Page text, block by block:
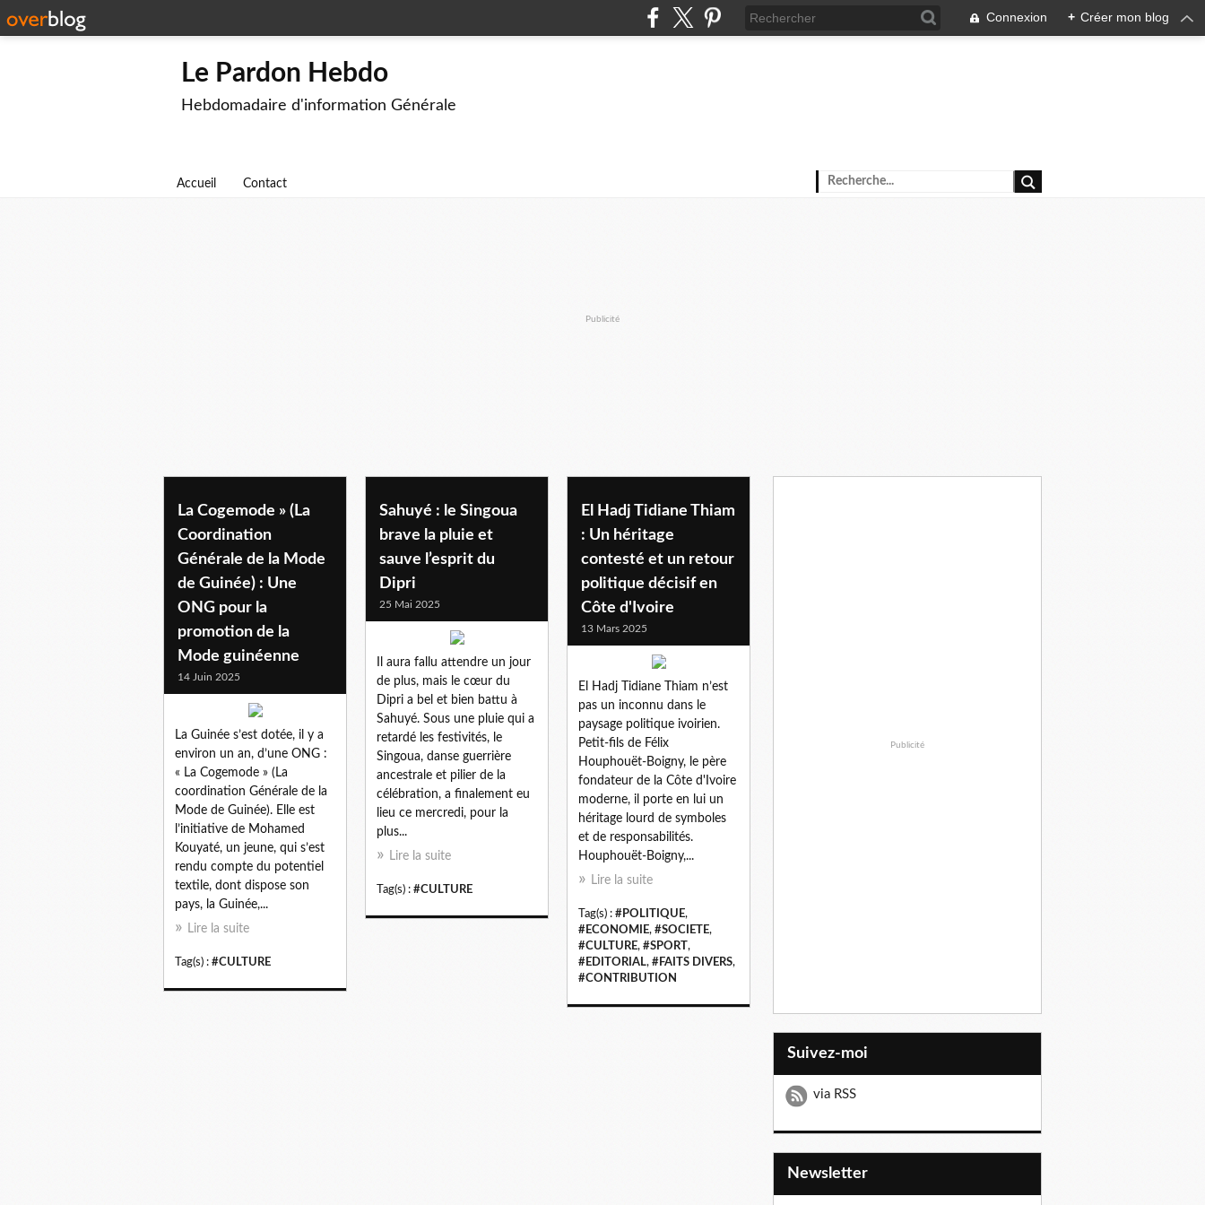
Connexion + Créer mon blog
Le Pardon Hebdo
Hebdomadaire d'information Générale
Accueil Contact
Publicité
culture
La Cogemode » (La
Coordination
Générale de la Mode
de Guinée) : Une
ONG pour la
promotion de la
Mode guinéenne
14 Juin 2025
La Guinée s’est dotée, il y a
environ un an, d’une ONG :
« La Cogemode » (La
coordination Générale de la
Mode de Guinée). Elle est
l’initiative de Mohamed
Kouyaté, un jeune, qui s’est
rendu compte du potentiel
textile, dont dispose son
pays, la Guinée,...
Lire la suite
Tag(s) : #CULTURE
Sahuyé : le Singoua
brave la pluie et
sauve l’esprit du
Dipri
25 Mai 2025
Il aura fallu attendre un jour
de plus, mais le cœur du
Dipri a bel et bien battu à
Sahuyé. Sous une pluie qui a
retardé les festivités, le
Singoua, danse guerrière
ancestrale et pilier de la
célébration, a finalement eu
lieu ce mercredi, pour la
plus...
Lire la suite
Tag(s) : #CULTURE
El Hadj Tidiane Thiam
: Un héritage
contesté et un retour
politique décisif en
Côte d'Ivoire
13 Mars 2025
El Hadj Tidiane Thiam n’est
pas un inconnu dans le
paysage politique ivoirien.
Petit-fils de Félix
Houphouët-Boigny, le père
fondateur de la Côte d'Ivoire
moderne, il porte en lui un
héritage lourd de symboles
et de responsabilités.
Houphouët-Boigny,...
Lire la suite
Tag(s) : #POLITIQUE,
#ECONOMIE, #SOCIETE,
#CULTURE, #SPORT,
#EDITORIAL, #FAITS DIVERS,
#CONTRIBUTION
Publicité
Suivez-moi
via RSS
Newsletter